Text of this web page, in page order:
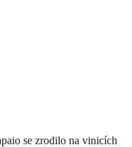
se zrodilo na vinicích